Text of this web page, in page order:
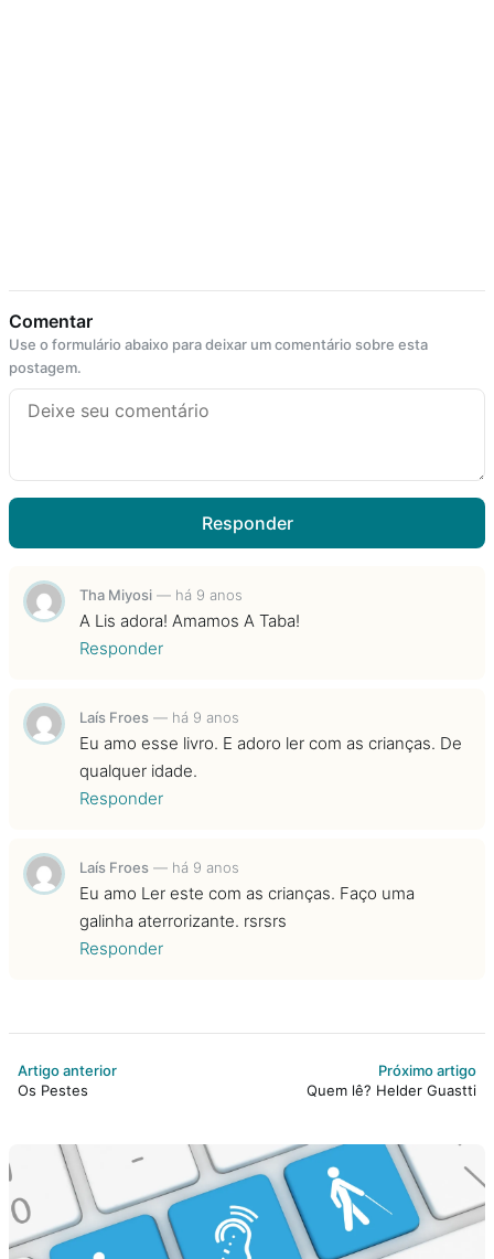
Comentar
Use o formulário abaixo para deixar um comentário sobre esta
postagem.
Responder
Tha Miyosi — há 9 anos
A Lis adora! Amamos A Taba!
Responder
Laís Froes — há 9 anos
Eu amo esse livro. E adoro ler com as crianças. De
qualquer idade.
Responder
Laís Froes — há 9 anos
Eu amo Ler este com as crianças. Faço uma
galinha aterrorizante. rsrsrs
Responder
Artigo anterior
Os Pestes
Próximo artigo
Quem lê? Helder Guastti